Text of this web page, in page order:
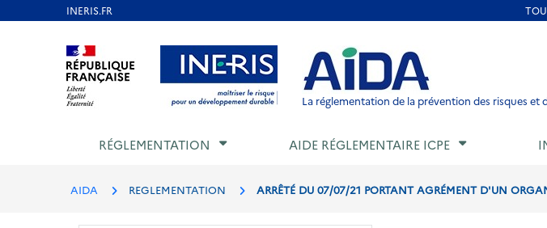
Aller au contenu Aller au menu Aller au pied de page
La réglementation de la prévention des risques
RÉGLEMENTATION AIDE RÉGLEMENTAIRE ICPE
AIDA REGLEMENTATION ARRÊTÉ DU 07/07/21 PORTANT AGRÉMENT D'UN